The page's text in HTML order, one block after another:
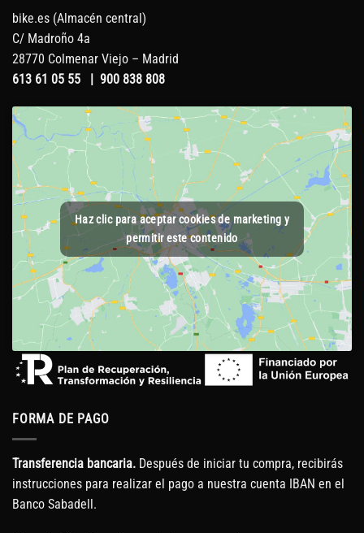
bike.es (Almacén central)
C/ Madroño 4a
28770 Colmenar Viejo – Madrid
613 61 05 55 | 900 838 808
Haz clic para aceptar cookies de marketing y
permitir este contenido
FORMA DE PAGO
Transferencia bancaria. Después de iniciar tu compra, recibirás
instrucciones para realizar el pago a nuestra cuenta IBAN en el
Banco Sabadell.